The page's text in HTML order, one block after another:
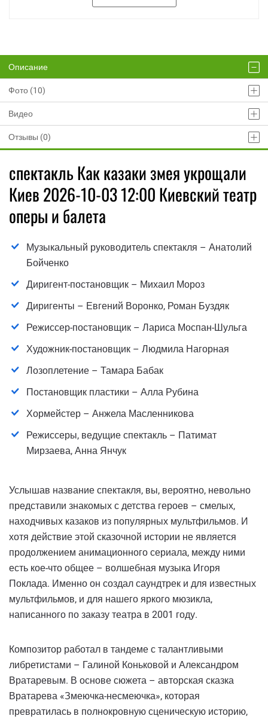
Описание
Фото (10)
Видео
Отзывы (0)
спектакль Как казаки змея укрощали
Киев 2026-10-03 12:00 Киевский театр
оперы и балета
Музыкальный руководитель спектакля – Анатолий
Бойченко
Диригент-постановщик – Михаил Мороз
Диригенты – Евгений Воронко, Роман Буздяк
Режиссер-постановщик – Лариса Моспан-Шульга
Художник-постановщик – Людмила Нагорная
Лозоплетение – Тамара Бабак
Постановщик пластики – Алла Рубина
Хормейстер – Анжела Масленникова
Режиссеры, ведущие спектакль – Патимат
Мирзаева, Анна Янчук
Услышав название спектакля, вы, вероятно, невольно
представили знакомых с детства героев – смелых,
находчивых казаков из популярных мультфильмов. И
хотя действие этой сказочной истории не является
продолжением анимационного сериала, между ними
есть кое-что общее – волшебная музыка Игоря
Поклада. Именно он создал саундтрек и для известных
мультфильмов, и для нашего яркого мюзикла,
написанного по заказу театра в 2001 году.
Композитор работал в тандеме с талантливыми
либретистами – Галиной Коньковой и Александром
Вратаревым. В основе сюжета – авторская сказка
Вратарева «Змеючка-несмеючка», которая
превратилась в полнокровную сценическую историю,